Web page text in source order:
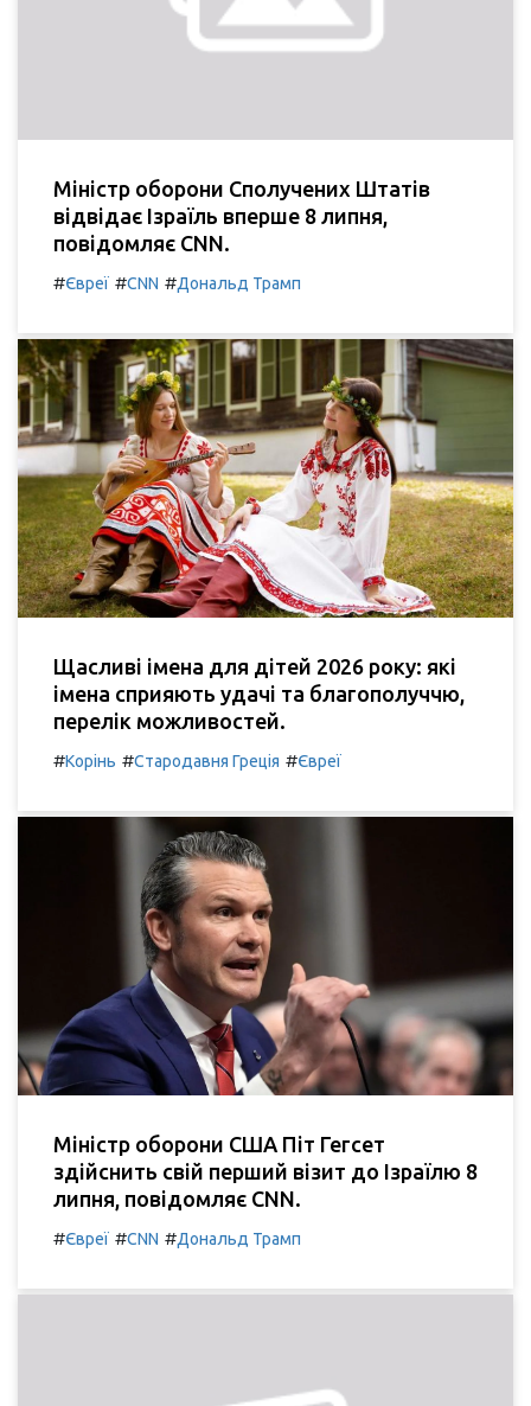
Міністр оборони Сполучених Штатів
відвідає Ізраїль вперше 8 липня,
повідомляє CNN.
#Євреї #CNN #Дональд Трамп
Щасливі імена для дітей 2026 року: які
імена сприяють удачі та благополуччю,
перелік можливостей.
#Корінь #Стародавня Греція #Євреї
Міністр оборони США Піт Гегсет
здійснить свій перший візит до Ізраїлю 8
липня, повідомляє CNN.
#Євреї #CNN #Дональд Трамп